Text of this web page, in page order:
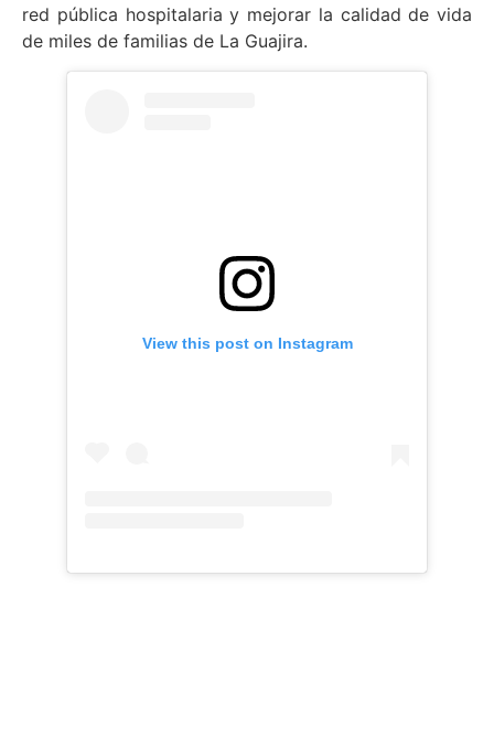
red pública hospitalaria y mejorar la calidad de vida
de miles de familias de La Guajira.
View this post on Instagram